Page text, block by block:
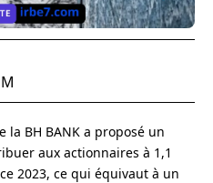
la BH BANK a proposé un
aux actionnaires à 1,1
2023, ce qui équivaut à un